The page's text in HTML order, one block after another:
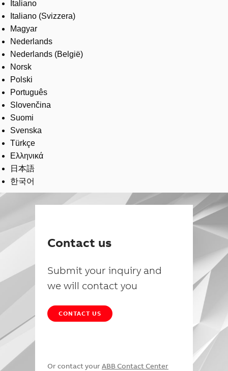
Italiano
Italiano (Svizzera)
Magyar
Nederlands
Nederlands (België)
Norsk
Polski
Português
Slovenčina
Suomi
Svenska
Türkçe
Ελληνικά
日本語
한국어
Contact us
Submit your inquiry and
we will contact you
CONTACT US
Or contact your ABB Contact Center